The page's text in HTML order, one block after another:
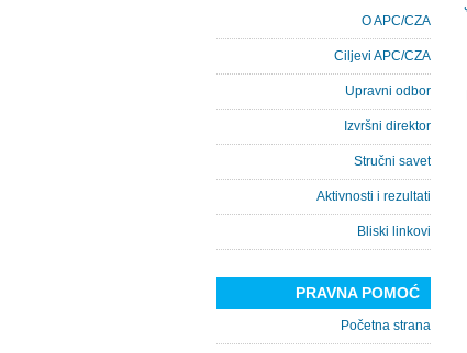
O APC/CZA
Ciljevi APC/CZA
Upravni odbor
Izvršni direktor
Stručni savet
Aktivnosti i rezultati
Bliski linkovi
PRAVNA POMOĆ
Početna strana